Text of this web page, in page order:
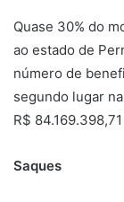
Quase 30% do
ao estado de
número de
segundo lugar
R$
Saques